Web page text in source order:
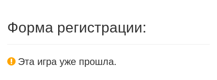
Форма регистрации:
Эта игра уже прошла.